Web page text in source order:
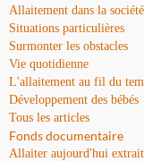
Allaitement dans la société
Situations particulières
Surmonter les obstacles
Vie quotidienne
L'allaitement au fil du
Développement des bébés
Tous les articles
Fonds documentaire
Allaiter aujourd'hui